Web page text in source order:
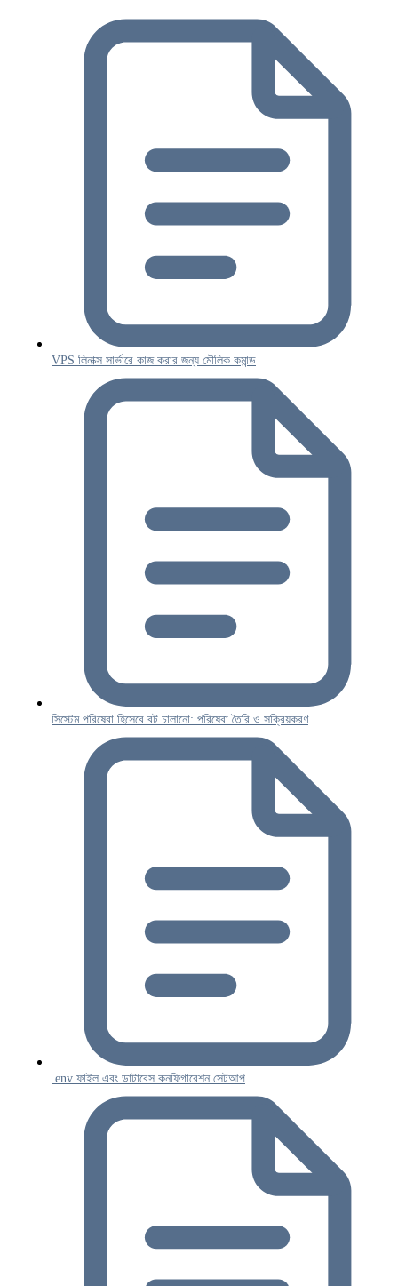
VPS লিনাক্স সার্ভারে কাজ করার জন্য মৌলিক কমান্ড
সিস্টেম পরিষেবা হিসেবে বট চালানো: পরিষেবা তৈরি ও সক্রিয়করণ
.env ফাইল এবং ডাটাবেস কনফিগারেশন সেটআপ